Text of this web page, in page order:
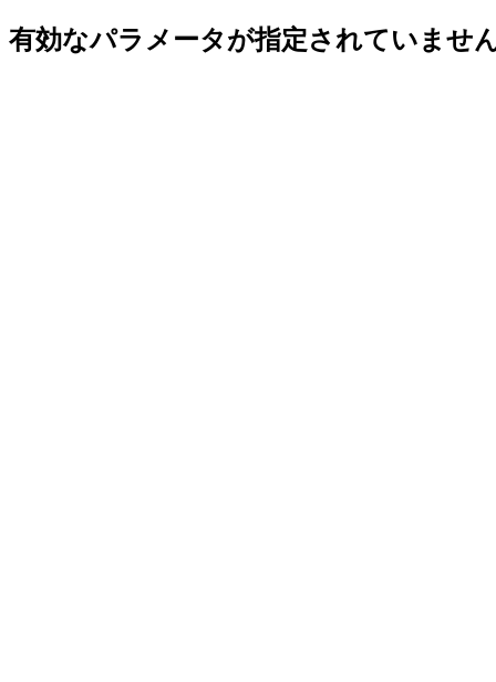
有効なパラメータが指定されていませ